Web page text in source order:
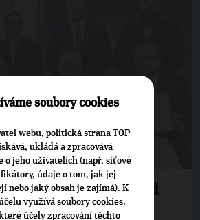
SPOLU rozhodne soud
soubory cookies
webu, politická strana TOP
ukládá a zpracovává
o jeho uživatelích (např. síťové
údaje o tom, jak jej
nebo jaký obsah je zajímá). K
využívá soubory cookies.
účely zpracování těchto